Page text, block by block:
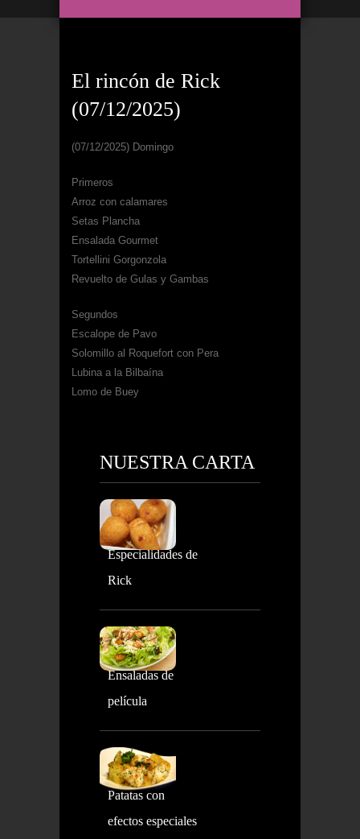
El rincón de Rick
(07/12/2025)
(07/12/2025) Domingo
Primeros
Arroz con calamares
Setas Plancha
Ensalada Gourmet
Tortellini Gorgonzola
Revuelto de Gulas y Gambas
Segundos
Escalope de Pavo
Solomillo al Roquefort con Pera
Lubina a la Bilbaína
Lomo de Buey
NUESTRA CARTA
Especialidades de
Rick
Ensaladas de
película
Patatas con
efectos especiales